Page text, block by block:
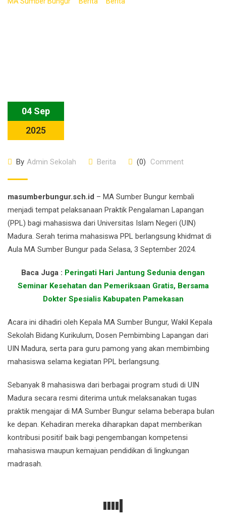
04 Sep
2025
By Admin Sekolah Berita (0) Comment
masumberbungur.sch.id – MA Sumber Bungur kembali
menjadi tempat pelaksanaan Praktik Pengalaman Lapangan
(PPL) bagi mahasiswa dari Universitas Islam Negeri (UIN)
Madura. Serah terima mahasiswa PPL berlangsung khidmat di
Aula MA Sumber Bungur pada Selasa, 3 September 2024.
Baca Juga : Peringati Hari Jantung Sedunia dengan
Seminar Kesehatan dan Pemeriksaan Gratis, Bersama
Dokter Spesialis Kabupaten Pamekasan
Acara ini dihadiri oleh Kepala MA Sumber Bungur, Wakil Kepala
Sekolah Bidang Kurikulum, Dosen Pembimbing Lapangan dari
UIN Madura, serta para guru pamong yang akan membimbing
mahasiswa selama kegiatan PPL berlangsung.
Sebanyak 8 mahasiswa dari berbagai program studi di UIN
Madura secara resmi diterima untuk melaksanakan tugas
praktik mengajar di MA Sumber Bungur selama beberapa bulan
ke depan. Kehadiran mereka diharapkan dapat memberikan
kontribusi positif baik bagi pengembangan kompetensi
mahasiswa maupun kemajuan pendidikan di lingkungan
madrasah.